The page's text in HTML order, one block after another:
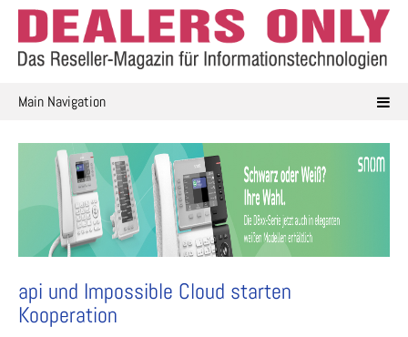
Skip
content
Main Navigation
api und Impossible Cloud starten
Kooperation